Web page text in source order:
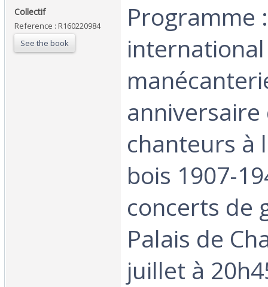
‎Collectif‎
Reference : R160220984
See the book
‎Programme
chanteurs à
bois 1907-
concerts de
Palais de
juillet à